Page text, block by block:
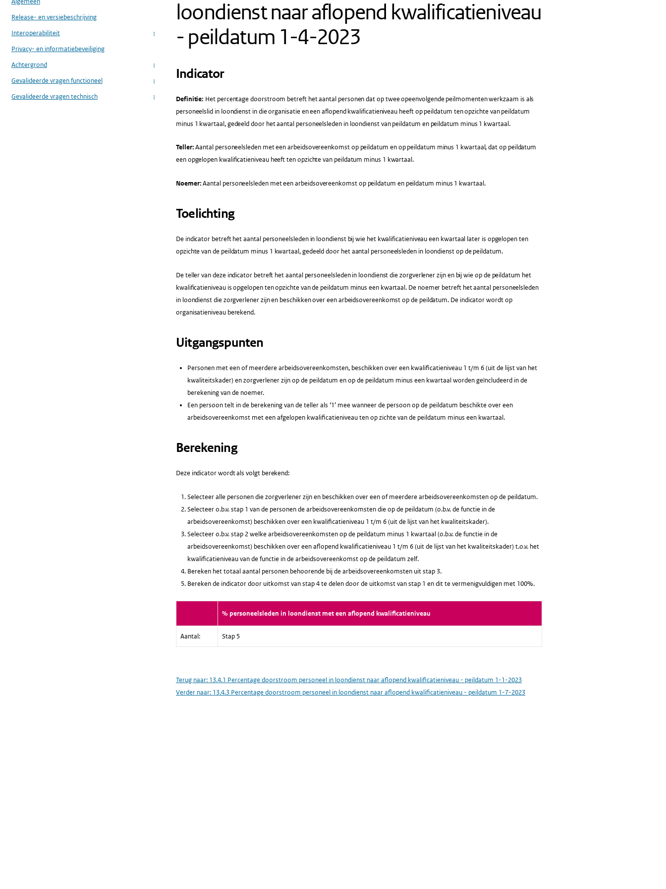
Release- en versiebeschrijving
Interoperabiliteit
...
Privacy- en informatiebeveiliging
Achtergrond
...
Gevalideerde vragen functioneel ...
Gevalideerde vragen technisch ...
loondienst naar aflopend kwalificatieniveau
- peildatum 1-4-2023
Indicator
Definitie: Het percentage doorstroom betreft het aantal personen dat op twee opeenvolgende peilmomenten werkzaam is als
personeelslid in loondienst in die organisatie en een aflopend kwalificatieniveau heeft op peildatum ten opzichte van peildatum
minus 1 kwartaal, gedeeld door het aantal personeelsleden in loondienst van peildatum en peildatum minus 1 kwartaal.
Teller:Aantal personeelsleden met een arbeidsovereenkomst op peildatum en op peildatum minus 1 kwartaal, dat op peildatum
een opgelopen kwalificatieniveau heeft ten opzichte van peildatum minus 1 kwartaal.
Noemer:Aantal personeelsleden met een arbeidsovereenkomst op peildatum en peildatum minus 1 kwartaal.
Toelichting
De indicator betreft het aantal personeelsleden in loondienst bij wie het kwalificatieniveau een kwartaal later is opgelopen ten
opzichte van de peildatum minus 1 kwartaal, gedeeld door het aantal personeelsleden in loondienst op de peildatum.
De teller van deze indicator betreft het aantal personeelsleden in loondienst die zorgverlener zijn en bij wie op de peildatum het
kwalificatieniveau is opgelopen ten opzichte van de peildatum minus een kwartaal. De noemer betreft het aantal personeelsleden
in loondienst die zorgverlener zijn en beschikken over een arbeidsovereenkomst op de peildatum. De indicator wordt op
organisatieniveau berekend.
Uitgangspunten
Personen met een of meerdere arbeidsovereenkomsten, beschikken over een kwalificatieniveau 1 t/m 6 (uit de lijst van het
kwaliteitskader) en zorgverlener zijn op de peildatum en op de peildatum minus een kwartaal worden geïncludeerd in de
berekening van de noemer.
Een persoon telt in de berekening van de teller als ‘1’ mee wanneer de persoon op de peildatum beschikte over een
arbeidsovereenkomst met een afgelopen kwalificatieniveau ten op zichte van de peildatum minus een kwartaal.
Berekening
Deze indicator wordt als volgt berekend:
Selecteer alle personen die zorgverlener zijn en beschikken over een of meerdere arbeidsovereenkomsten op de peildatum.
Selecteer o.b.v. stap 1 van de personen de arbeidsovereenkomsten die op de peildatum (o.b.v. de functie in de
arbeidsovereenkomst) beschikken over een kwalificatieniveau 1 t/m 6 (uit de lijst van het kwaliteitskader).
Selecteer o.b.v. stap 2 welke arbeidsovereenkomsten op de peildatum minus 1 kwartaal (o.b.v. de functie in de
arbeidsovereenkomst) beschikken over een aflopend kwalificatieniveau 1 t/m 6 (uit de lijst van het kwaliteitskader) t.o.v. het
kwalificatieniveau van de functie in de arbeidsovereenkomst op de peildatum zelf.
Bereken het totaal aantal personen behoorende bij de arbeidsovereenkomsten uit stap 3.
Bereken de indicator door uitkomst van stap 4 te delen door de uitkomst van stap 1 en dit te vermenigvuldigen met 100%.
% personeelsleden in loondienst met een aflopend kwalificatieniveau
Aantal: Stap 5
Terug naar: 13.4.1 Percentage doorstroom personeel in loondienst naar aflopend kwalificatieniveau - peildatum 1-1-2023
Verder naar: 13.4.3 Percentage doorstroom personeel in loondienst naar aflopend kwalificatieniveau - peildatum 1-7-2023